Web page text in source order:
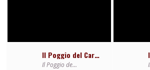
Il Poggio del Cardinale
Il Poggio del Cardinale